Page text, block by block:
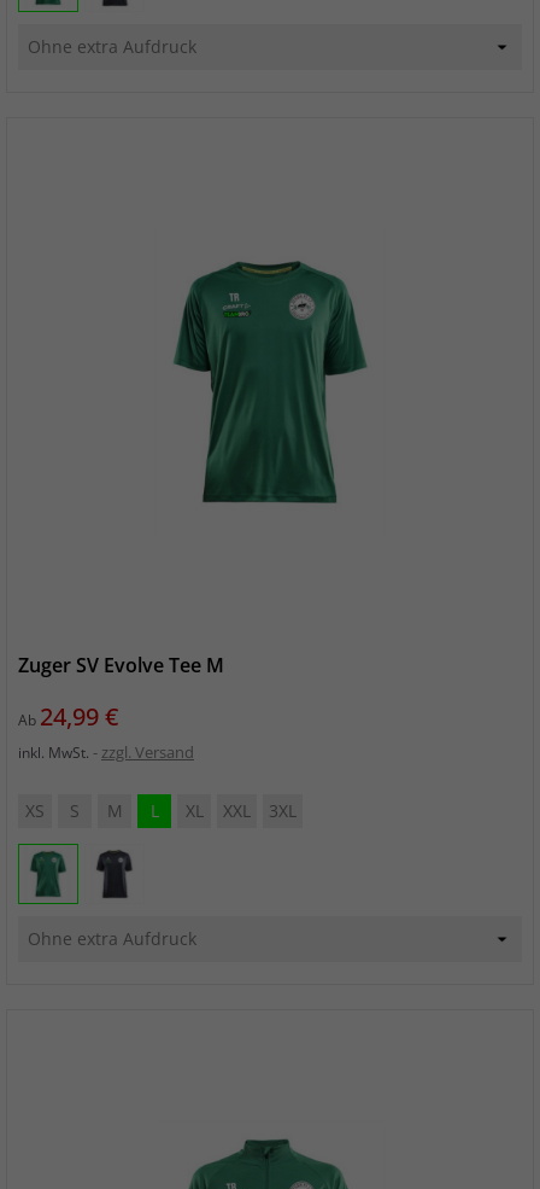
Zuger SV Evolve Tee M
Ab Preis
24,99 €
inkl. MwSt. zzgl. Versand
XS S M L XL XXL 3XL